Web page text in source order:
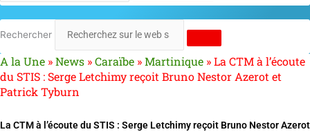
Rechercher
A la Une »News »Caraïbe »Martinique »La CTM à l’écoute
du STIS : Serge Letchimy reçoit Bruno Nestor Azerot et
Patrick Tyburn
La CTM à l’écoute du STIS : Serge Letchimy reçoit Bruno Nestor Azerot